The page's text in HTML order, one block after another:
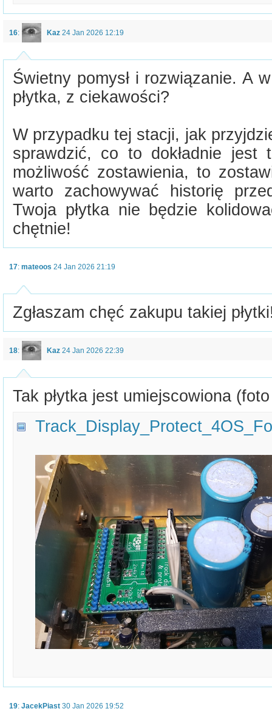
16: Kaz 24 Jan 2026 12:19
Świetny pomysł i rozwiązanie. A
płytka, z ciekawości?
W przypadku tej stacji, jak
sprawdzić, co to dokładnie
możliwość zostawienia, to
warto zachowywać historię
Twoja płytka nie będzie
chętnie!
17: mateoos 24 Jan 2026 21:19
Zgłaszam chęć zakupu takiej
18: Kaz 24 Jan 2026 22:39
Tak płytka jest umiejscowiona
19: JacekPiast 30 Jan 2026 19:52